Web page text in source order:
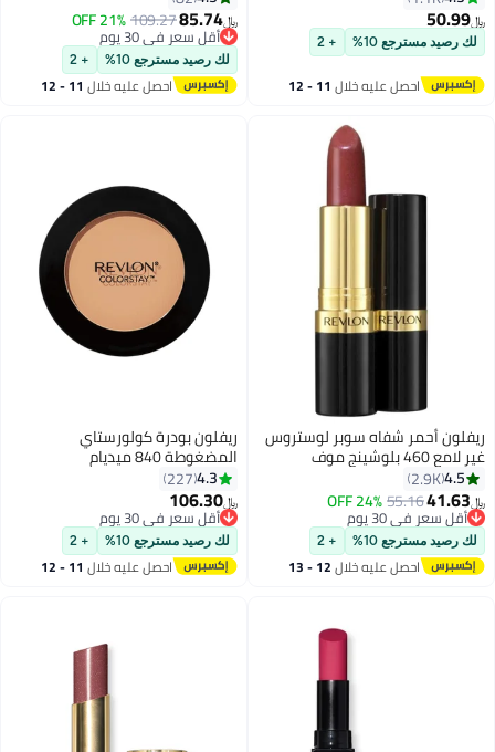
﷼‏50.99
لك رصيد مسترجع 10% + 2
احصل عليه خلال 11 - 12
﷼‏85.74
109.27
21% OFF
أقل سعر في 30 يوم
أقل سعر في 30 يوم
لك رصيد مسترجع 10% + 2
احصل عليه خلال 11 - 12
19
ريفلون أحمر شفاه سوبر لوستروس
غير لامع 460 بلوشينج موف
4.5
2.9K
﷼‏41.63
55.16
24% OFF
أقل سعر في 30 يوم
أقل سعر في 30 يوم
لك رصيد مسترجع 10% + 2
احصل عليه خلال 12 - 13
3
ريفلون بودرة كولورستاي
المضغوطة 840 ميديام
4.3
227
﷼‏106.30
أقل سعر في 30 يوم
أقل سعر في 30 يوم
لك رصيد مسترجع 10% + 2
احصل عليه خلال 11 - 12